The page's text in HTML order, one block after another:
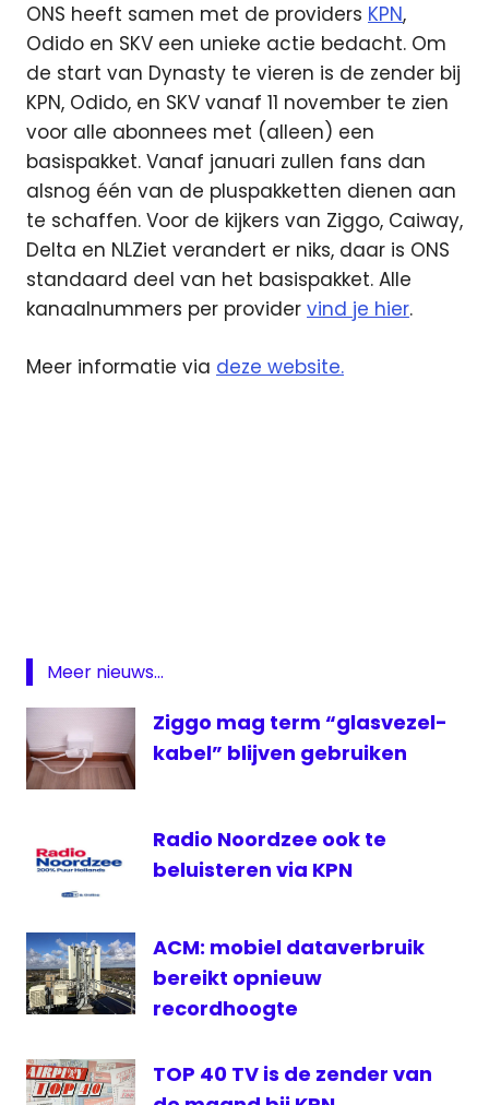
ONS heeft samen met de providers KPN,
Odido en SKV een unieke actie bedacht. Om
de start van Dynasty te vieren is de zender bij
KPN, Odido, en SKV vanaf 11 november te zien
voor alle abonnees met (alleen) een
basispakket. Vanaf januari zullen fans dan
alsnog één van de pluspakketten dienen aan
te schaffen. Voor de kijkers van Ziggo, Caiway,
Delta en NLZiet verandert er niks, daar is ONS
standaard deel van het basispakket. Alle
kanaalnummers per provider vind je hier.
Meer informatie via deze website.
Meer nieuws...
Ziggo mag term “glasvezel-
kabel” blijven gebruiken
Radio Noordzee ook te
beluisteren via KPN
ACM: mobiel dataverbruik
bereikt opnieuw
recordhoogte
TOP 40 TV is de zender van